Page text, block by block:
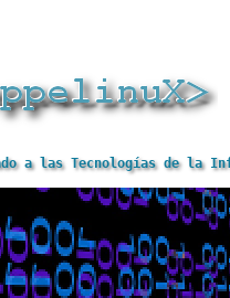
a las Tecnologías de la